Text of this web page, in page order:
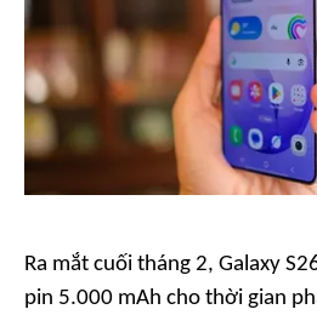
Ra mắt cuối tháng 2, Galaxy
pin 5.000 mAh cho thời gian